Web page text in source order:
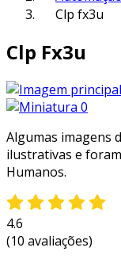
Clp fx3u
Clp Fx3u
Algumas imagens
ilustrativas e
Humanos.
4.6
(10 avaliações)